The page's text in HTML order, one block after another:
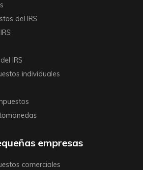
del IRS
IRS
individuales
empresas
comerciales